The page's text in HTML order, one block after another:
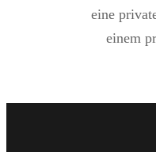
eine
einem